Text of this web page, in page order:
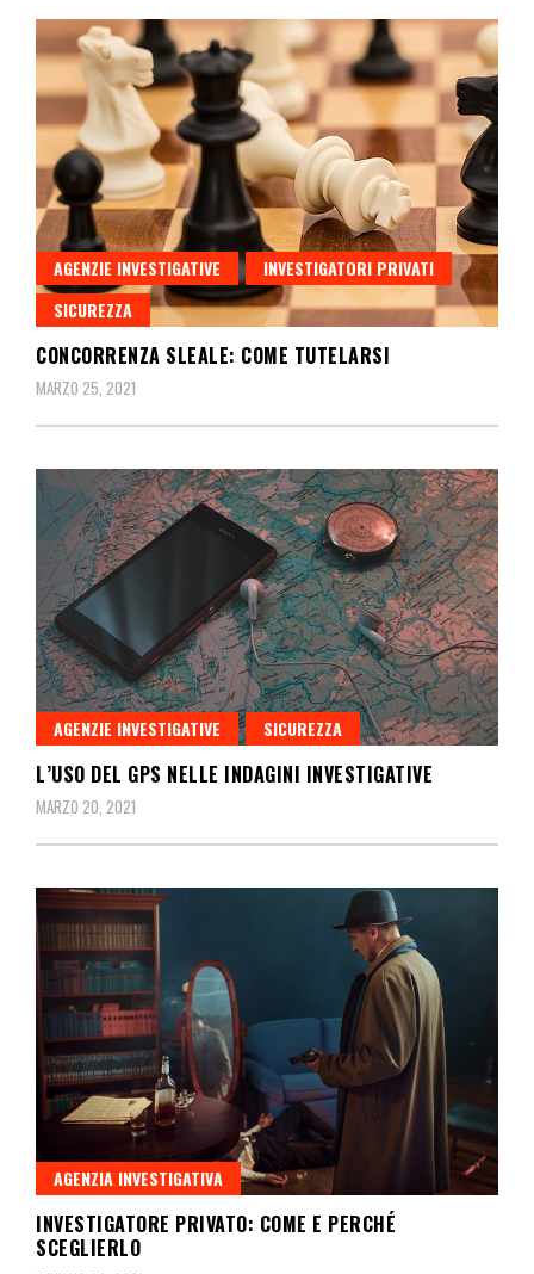
AGENZIE INVESTIGATIVE
INVESTIGATORI PRIVATI
SICUREZZA
CONCORRENZA SLEALE: COME TUTELARSI
MARZO 25, 2021
AGENZIE INVESTIGATIVE SICUREZZA
L’USO DEL GPS NELLE INDAGINI INVESTIGATIVE
MARZO 20, 2021
AGENZIA INVESTIGATIVA
INVESTIGATORE PRIVATO: COME E PERCHÉ
SCEGLIERLO